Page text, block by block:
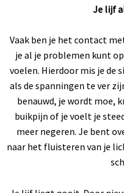
Je lijf
Vaak ben je het contact
je al je problemen kunt
voelen. Hierdoor mis je de
als de spanningen te ver
benauwd, je wordt
buikpijn of je voelt je
meer negeren. Je bent
naar het fluisteren van je